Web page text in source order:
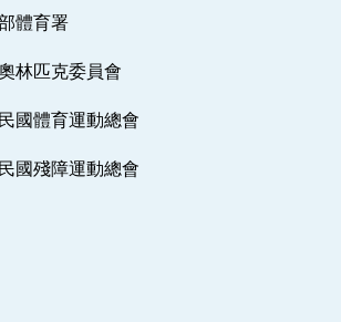
體育署
林匹克委員會
國體育運動總會
國殘障運動總會